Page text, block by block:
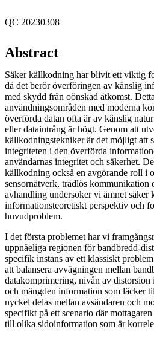
QC 20230308
Abstract
Säker källkodning har blivit ett viktig
då det berör överföringen av känslig
med skydd från oönskad åtkomst.
användningsområden med moderna
överförda datan ofta är av känslig
eller dataintrång är högt. Genom att
källkodningstekniker är det möjligt att
integriteten i den överförda
användarnas integritet och säkerhet.
källkodning också en avgörande roll i
sensornätverk, trådlös kommunikation
avhandling undersöker vi ämnet säker
informationsteoretiskt perspektiv och
huvudproblem.
I det första problemet har vi
uppnåeliga regionen för bandbredd-
specifik instans av ett klassiskt
att balansera avvägningen mellan
datakomprimering, nivån av distorsion
och mängden information som läcker
nyckel delas mellan avsändaren och
specifikt på ett scenario där
till olika sidoinformation som är